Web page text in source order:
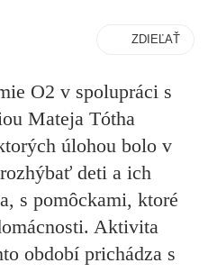
ZDIEĽAŤ
O2 v spolupráci s
Mateja Tótha
úlohou bolo v
deti a ich
s pomôckami, ktoré
Aktivita
období prichádza s